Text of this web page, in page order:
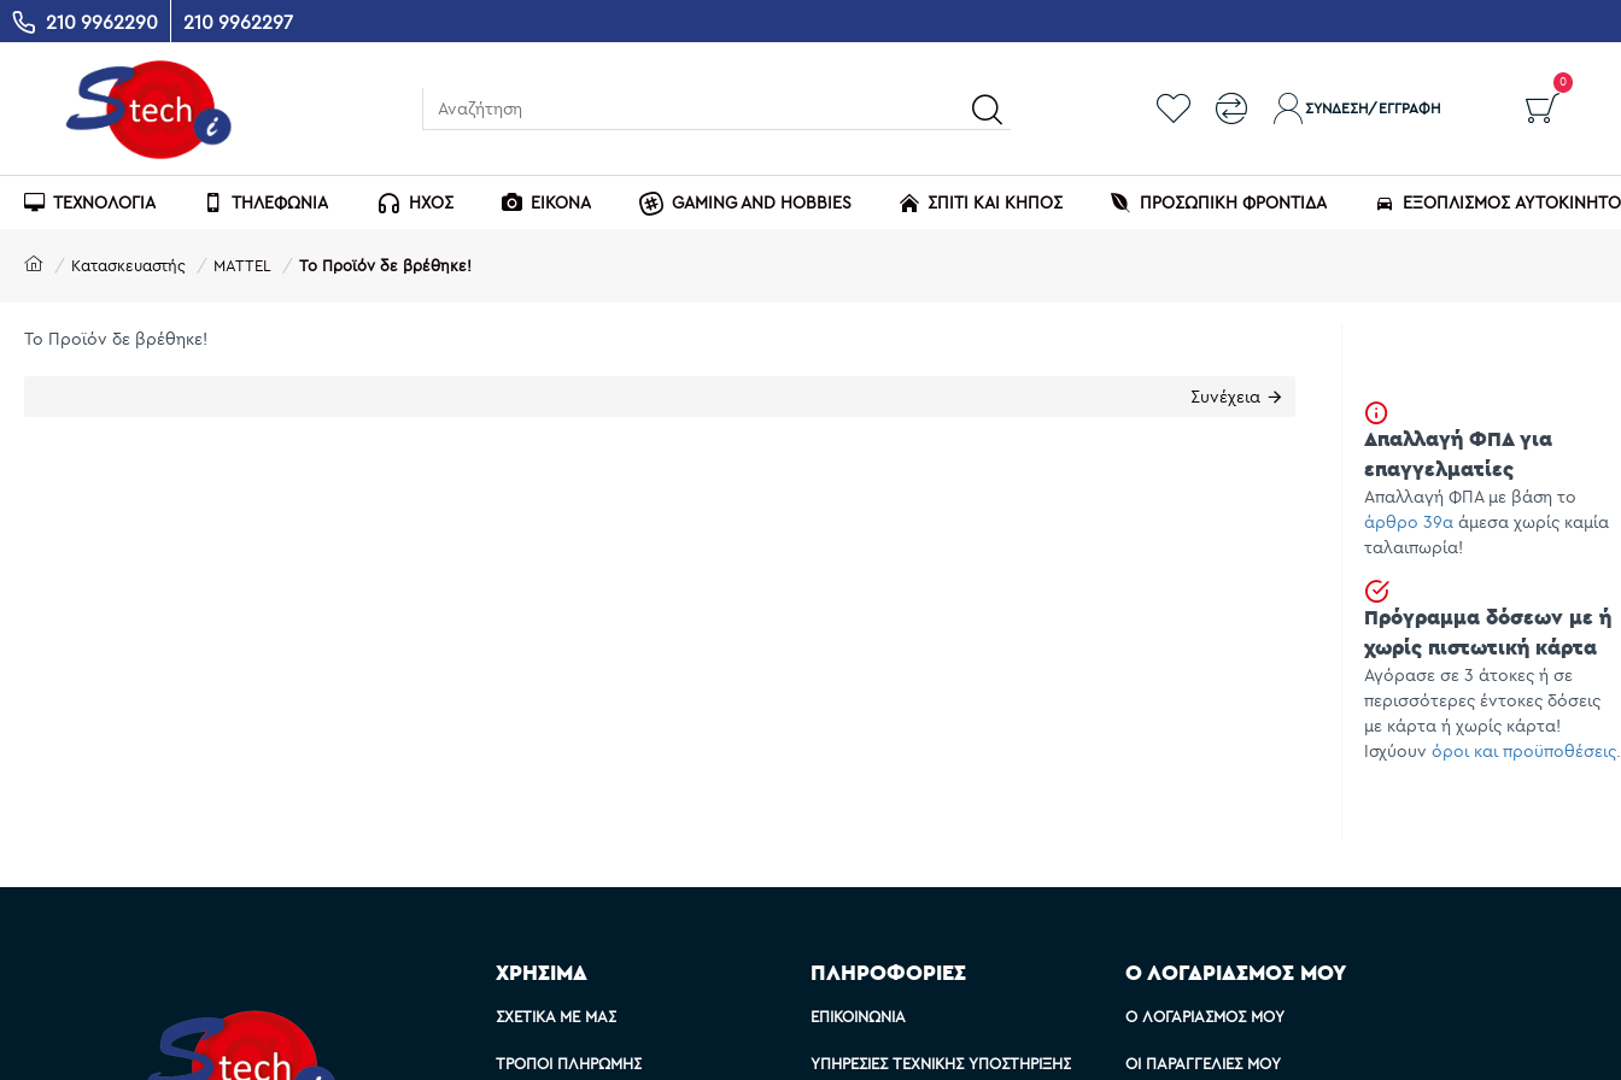
210 9962290 210 9962297
ΣΎΝΔΕΣΗ/ΕΓΓΡΑΦΉ
0
ΤΕΧΝΟΛΟΓΙΑ ΤΗΛΕΦΩΝΙΑ ΗΧΟΣ ΕΙΚΟΝΑ GAMING AND HOBBIES ΣΠΙΤΙ ΚΑΙ ΚΗΠΟΣ ΠΡΟΣΩΠΙΚΗ ΦΡΟΝΤΙΔΑ ΕΞΟΠΛΙΣΜΌΣ
Κατασκευαστής MATTEL Το Προϊόν δε βρέθηκε!
Το Προϊόν δε βρέθηκε!
Συνέχεια
Απαλλαγή ΦΠΑ για
επαγγελματίες
Απαλλαγή ΦΠΑ με βάση το
άρθρο 39α άμεσα χωρίς καμία
ταλαιπωρία!
Πρόγραμμα δόσεων με ή
χωρίς πιστωτική κάρτα
Αγόρασε σε 3 άτοκες ή σε
περισσότερες έντοκες δόσεις
με κάρτα ή χωρίς κάρτα!
Ισχύουν όροι και προϋποθέσεις.
ΧΡΗΣΙΜΑ
ΣΧΕΤΙΚΆ ΜΕ ΜΑΣ
ΤΡΌΠΟΙ ΠΛΗΡΩΜΉΣ
ΠΛΗΡΟΦΟΡΙΕΣ
ΕΠΙΚΟΙΝΩΝΊΑ
ΥΠΗΡΕΣΊΕΣ ΤΕΧΝΙΚΉΣ ΥΠΟΣΤΉΡΙΞΗΣ
Ο ΛΟΓΑΡΙΑΣΜΟΣ ΜΟΥ
Ο ΛΟΓΑΡΙΑΣΜΌΣ ΜΟΥ
ΟΙ ΠΑΡΑΓΓΕΛΊΕΣ ΜΟΥ